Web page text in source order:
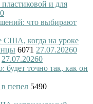
пластиковой и для
0
что выбирают
США, когда на уроке
6071 27.07.20260
27.07.20260
будет точно так, как он
пепел 5490